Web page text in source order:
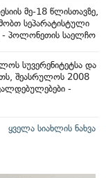
მე-18 წლისთავზე,
სეპარატისტული
- პოლონეთის საელჩო
სუვერენიტეტსა და
შეასრულოს 2008
-
ყველა სიახლის ნახვა